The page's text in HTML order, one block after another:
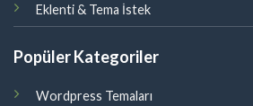
Eklenti & Tema İstek
Popüler Kategoriler
Wordpress Temaları